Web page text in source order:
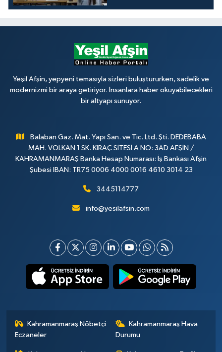
Yeşil Afşin, yepyeni temasıyla sizleri buluştururken, sadelik ve
modernizmi bir araya getiriyor. İnsanlara haber okuyabilecekleri
bir altyapı sunuyor.
Balaban Gaz. Mat. Yapı San. ve Tic. Ltd. Şti. DEDEBABA
MAH. VOLKAN 1 SK. KIRAÇ SİTESİ A NO: 3AD AFŞİN /
KAHRAMANMARAŞ Banka Hesap Numarası: İş Bankası Afşin
Şubesi IBAN: TR75 0006 4000 0016 4610 3014 23
3445114777
info@yesilafsin.com
Kahramanmaraş Nöbetçi
Eczaneler
Kahramanmaraş Hava
Durumu